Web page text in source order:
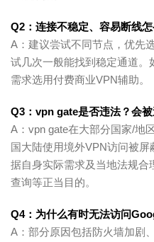
Q2：连接不稳定、容易断线怎
A：建议尝试不同节点，优先
试几次一般能找到稳定通道。
需求选用付费商业VPN辅助。
Q3：vpn gate是否违法？会被
A：vpn gate在大部分国家/地
国大陆使用境外VPN访问被
据自身实际需求及当地法规合
查询等正当目的。
Q4：为什么有时无法访问
A：部分原因包括防火墙加剧